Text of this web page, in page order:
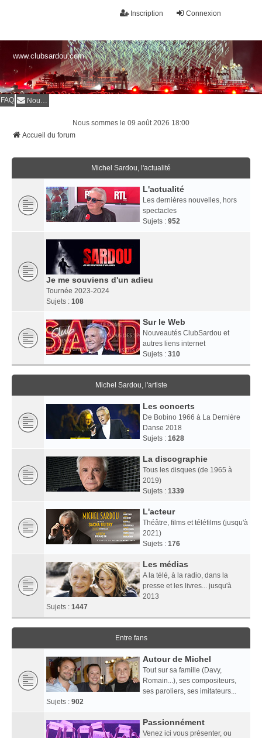
Connexion
Inscription
www.clubsardou.com
FAQ Nous contacter
Nous sommes le 09 août 2026 18:00
Accueil du forum
Michel Sardou, l'actualité
L'actualité
Les dernières nouvelles, hors
spectacles
Sujets : 952
Je me souviens d'un adieu
Tournée 2023-2024
Sujets : 108
Sur le Web
Nouveautés ClubSardou et
autres liens internet
Sujets : 310
Michel Sardou, l'artiste
Les concerts
De Bobino 1966 à La Dernière
Danse 2018
Sujets : 1628
La discographie
Tous les disques (de 1965 à
2019)
Sujets : 1339
L'acteur
Théâtre, films et téléfilms (jusqu'à
2021)
Sujets : 176
Les médias
A la télé, à la radio, dans la
presse et les livres... jusqu'à
2013
Sujets : 1447
Entre fans
Autour de Michel
Tout sur sa famille (Davy,
Romain...), ses compositeurs,
ses paroliers, ses imitateurs...
Sujets : 902
Passionnément
Venez ici vous présenter, ou